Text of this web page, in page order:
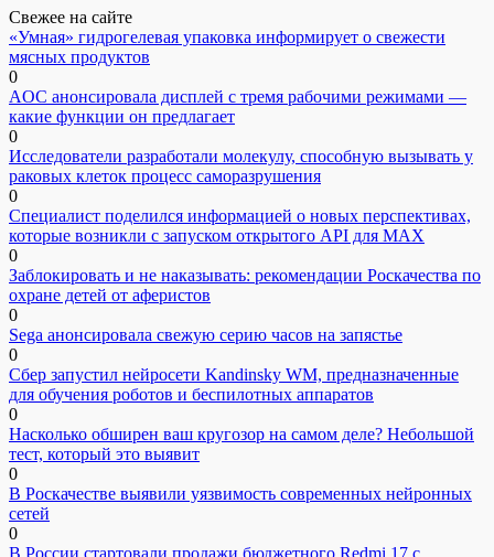
Свежее на сайте
«Умная» гидрогелевая упаковка информирует о свежести
мясных продуктов
0
AOC анонсировала дисплей с тремя рабочими режимами —
какие функции он предлагает
0
Исследователи разработали молекулу, способную вызывать у
раковых клеток процесс саморазрушения
0
Специалист поделился информацией о новых перспективах,
которые возникли с запуском открытого API для МАХ
0
Заблокировать и не наказывать: рекомендации Роскачества по
охране детей от аферистов
0
Sega анонсировала свежую серию часов на запястье
0
Сбер запустил нейросети Kandinsky WM, предназначенные
для обучения роботов и беспилотных аппаратов
0
Насколько обширен ваш кругозор на самом деле? Небольшой
тест, который это выявит
0
В Роскачестве выявили уязвимость современных нейронных
сетей
0
В России стартовали продажи бюджетного Redmi 17 с